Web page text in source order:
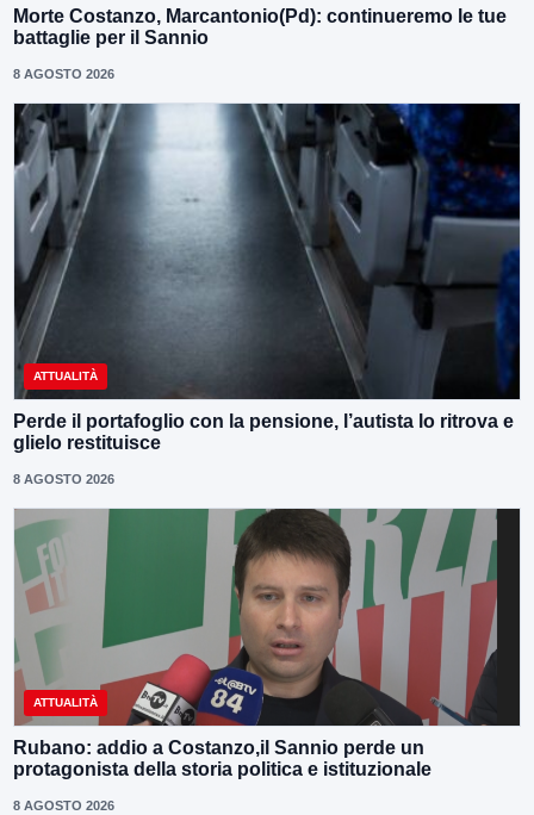
Morte Costanzo, Marcantonio(Pd): continueremo le tue
battaglie per il Sannio
8 AGOSTO 2026
ATTUALITÀ
Perde il portafoglio con la pensione, l’autista lo ritrova e
glielo restituisce
8 AGOSTO 2026
ATTUALITÀ
Rubano: addio a Costanzo,il Sannio perde un
protagonista della storia politica e istituzionale
8 AGOSTO 2026